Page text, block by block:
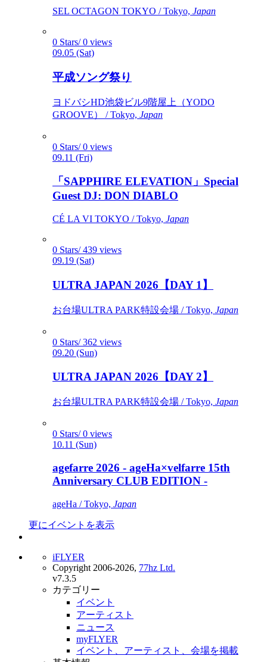
SEL OCTAGON TOKYO / Tokyo, Japan
0 Stars/ 0 views
09.05 (Sat)
平成ソング祭り
ヨドバシHD池袋ビル9階屋上（YODO
GROOVE） / Tokyo, Japan
0 Stars/ 0 views
09.11 (Fri)
「SAPPHIRE ELEVATION」Special
Guest DJ: DON DIABLO
CÉ LA VI TOKYO / Tokyo, Japan
0 Stars/ 439 views
09.19 (Sat)
ULTRA JAPAN 2026【DAY 1】
お台場ULTRA PARK特設会場 / Tokyo, Japan
0 Stars/ 362 views
09.20 (Sun)
ULTRA JAPAN 2026【DAY 2】
お台場ULTRA PARK特設会場 / Tokyo, Japan
0 Stars/ 0 views
10.11 (Sun)
agefarre 2026 - ageHa×velfarre 15th
Anniversary CLUB EDITION -
ageHa / Tokyo, Japan
更にイベントを表示
iFLYER
Copyright 2006-2026, 77hz Ltd.
v7.3.5
カテゴリー
イベント
アーティスト
ニュース
myFLYER
イベント、アーティスト、会場を掲載